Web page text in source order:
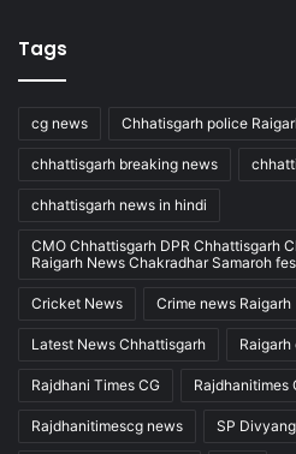
Tags
cg news Chhatisgarh police
chhattisgarh breaking news
chhattisgarh news in hindi
CMO Chhattisgarh DPR Chhattisgarh
Raigarh News Chakradhar Samaroh
Cricket News Crime news Raigarh
Latest News Chhattisgarh
Rajdhani Times CG Rajdhanitimes
Rajdhanitimescg news SP